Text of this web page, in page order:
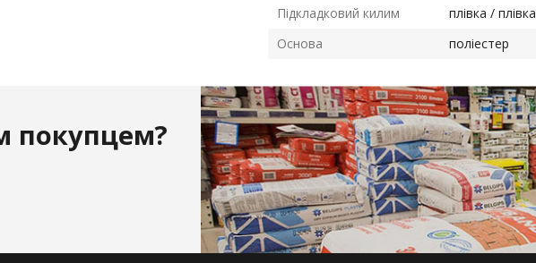
Підкладковий килим
плівка / плівка
Основа
поліестер
покупцем?